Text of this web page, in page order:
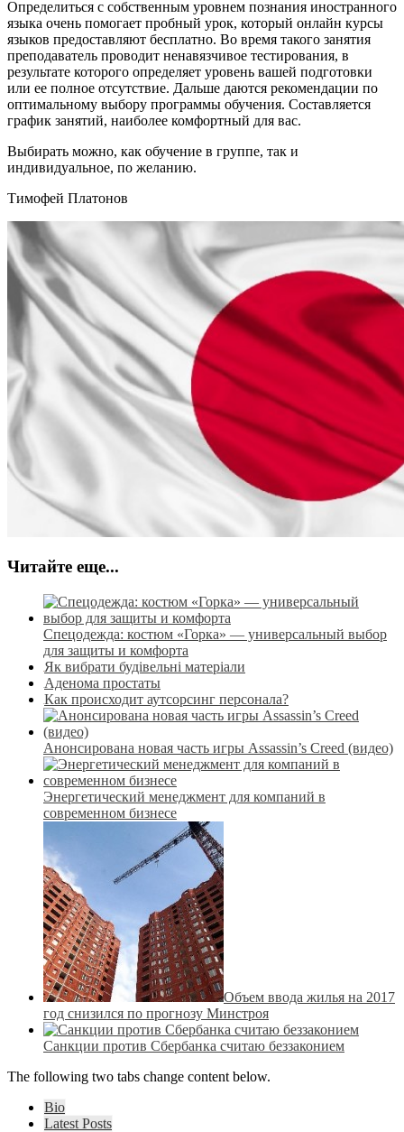
Определиться с собственным уровнем познания иностранного
языка очень помогает пробный урок, который онлайн курсы
языков предоставляют бесплатно. Во время такого занятия
преподаватель проводит ненавязчивое тестирования, в
результате которого определяет уровень вашей подготовки
или ее полное отсутствие. Дальше даются рекомендации по
оптимальному выбору программы обучения. Составляется
график занятий, наиболее комфортный для вас.
Выбирать можно, как обучение в группе, так и
индивидуальное, по желанию.
Тимофей Платонов
Читайте еще...
Спецодежда: костюм «Горка» — универсальный выбор
для защиты и комфорта
Як вибрати будівельні матеріали
Аденома простаты
Как происходит аутсорсинг персонала?
Анонсирована новая часть игры Assassin’s Creed (видео)
Энергетический менеджмент для компаний в
современном бизнесе
Объем ввода жилья на 2017
год снизился по прогнозу Минстроя
Санкции против Сбербанка считаю беззаконием
The following two tabs change content below.
Bio
Latest Posts